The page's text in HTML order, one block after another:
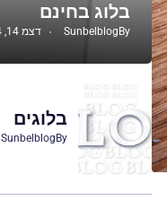
בלוג בחינם
By
Sunbelblog דצמ 14, 2014
בלוגים
By
Sunbelblog